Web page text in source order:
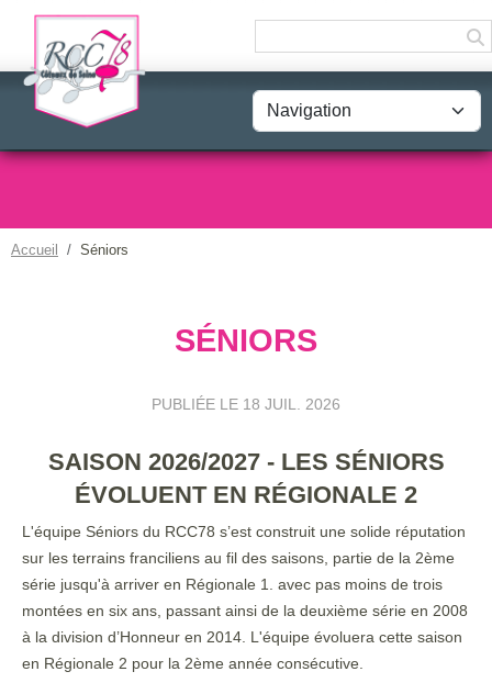
Accueil Séniors
SÉNIORS
PUBLIÉE LE 18 JUIL. 2026
SAISON 2026/2027 - LES SÉNIORS
ÉVOLUENT EN RÉGIONALE 2
L'équipe Séniors du RCC78 s’est construit une solide réputation
sur les terrains franciliens au fil des saisons, partie de la 2ème
série jusqu'à arriver en Régionale 1. avec pas moins de trois
montées en six ans, passant ainsi de la deuxième série en 2008
à la division d’Honneur en 2014. L'équipe évoluera cette saison
en Régionale 2 pour la 2ème année consécutive.
Panneau de gestion des cookies